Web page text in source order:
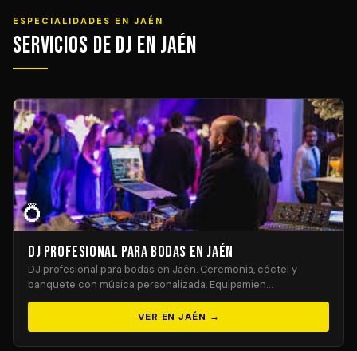
ESPECIALIDADES EN JAÉN
Servicios de DJ en Jaén
💍
DJ Profesional para Bodas en Jaén
DJ profesional para bodas en Jaén. Ceremonia, cóctel y
banquete con música personalizada. Equipamien…
VER EN JAÉN →